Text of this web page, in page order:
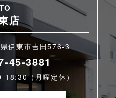
店
伊東市吉田576-3
45-3881
（月曜定休）